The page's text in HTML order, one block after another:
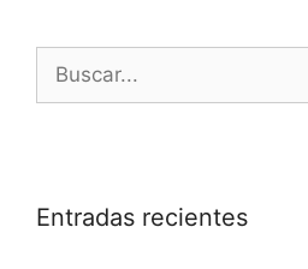
Entradas recientes